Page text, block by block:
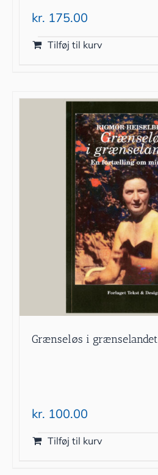
kr. 175.00
Tilføj til kurv
Grænseløs i grænselandet
kr. 100.00
Tilføj til kurv